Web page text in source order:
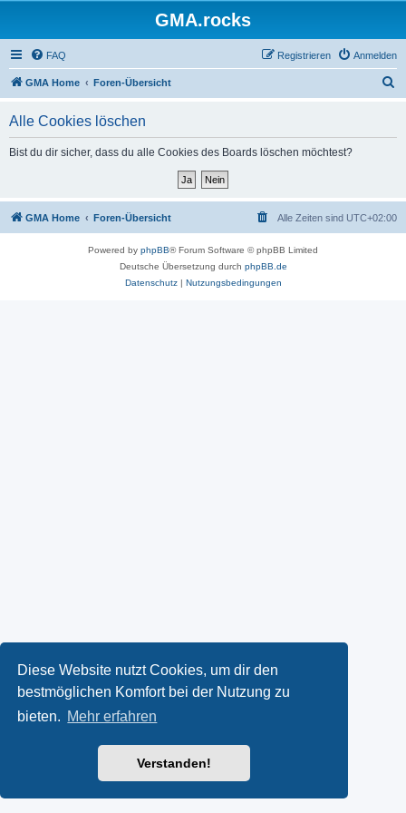
Diese Website nutzt Cookies, um dir den
bestmöglichen Komfort bei der Nutzung zu
bieten. Mehr erfahren
Verstanden!
GMA.rocks
FAQ Anmelden
Registrieren
GMA Home Foren-Übersicht
Alle Cookies löschen
Bist du dir sicher, dass du alle Cookies des Boards löschen möchtest?
GMA Home Foren-Übersicht Alle Zeiten sind UTC+02:00
Powered by phpBB® Forum Software © phpBB Limited
Deutsche Übersetzung durch phpBB.de
Datenschutz| Nutzungsbedingungen